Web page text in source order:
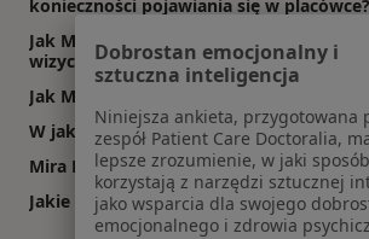
konieczności pojawiania się w placówce?
Jak Mira Przetak-Gocół akceptuje
wizycie?
Jak Mira Przetak-Gocół umawia wizyty?
W jakich godzinach przyjmuje Mira
Mira Przetak-Gocół: co mówią pacjenci?
Jakie ubezpieczenia akceptuje Mira
Dobrostan emocjonalny i
sztuczna inteligencja
Niniejsza ankieta, przygotowana
zespół Patient Care Doctoralia,
lepsze zrozumienie, w jaki
korzystają z narzędzi sztucznej
jako wsparcia dla swojego
emocjonalnego i zdrowia